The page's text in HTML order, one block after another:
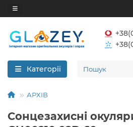
Категорії
АРХІВ
Сонцезахисні